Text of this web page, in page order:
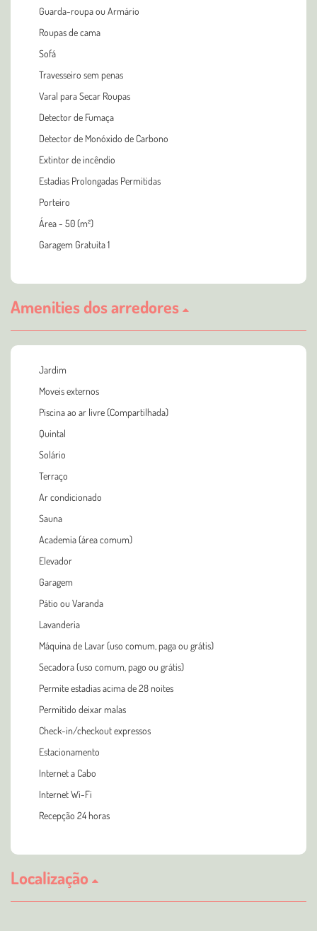
Guarda-roupa ou Armário
Roupas de cama
Sofá
Travesseiro sem penas
Varal para Secar Roupas
Detector de Fumaça
Detector de Monóxido de Carbono
Extintor de incêndio
Estadias Prolongadas Permitidas
Porteiro
Área - 50 (m²)
Garagem Gratuita 1
Amenities dos arredores
Jardim
Moveis externos
Piscina ao ar livre (Compartilhada)
Quintal
Solário
Terraço
Ar condicionado
Sauna
Academia (área comum)
Elevador
Garagem
Pátio ou Varanda
Lavanderia
Máquina de Lavar (uso comum, paga ou grátis)
Secadora (uso comum, pago ou grátis)
Permite estadias acima de 28 noites
Permitido deixar malas
Check-in/checkout expressos
Estacionamento
Internet a Cabo
Internet Wi-Fi
Recepção 24 horas
Localização